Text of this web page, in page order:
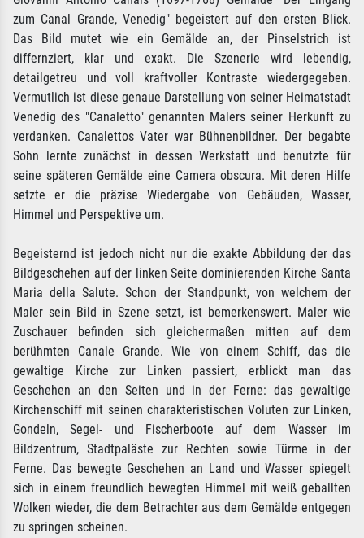
zum Canal Grande, Venedig" begeistert auf den ersten Blick.
Das Bild mutet wie ein Gemälde an, der Pinselstrich ist
differnziert, klar und exakt. Die Szenerie wird lebendig,
detailgetreu und voll kraftvoller Kontraste wiedergegeben.
Vermutlich ist diese genaue Darstellung von seiner Heimatstadt
Venedig des "Canaletto" genannten Malers seiner Herkunft zu
verdanken. Canalettos Vater war Bühnenbildner. Der begabte
Sohn lernte zunächst in dessen Werkstatt und benutzte für
seine späteren Gemälde eine Camera obscura. Mit deren Hilfe
setzte er die präzise Wiedergabe von Gebäuden, Wasser,
Himmel und Perspektive um.
Begeisternd ist jedoch nicht nur die exakte Abbildung der das
Bildgeschehen auf der linken Seite dominierenden Kirche Santa
Maria della Salute. Schon der Standpunkt, von welchem der
Maler sein Bild in Szene setzt, ist bemerkenswert. Maler wie
Zuschauer befinden sich gleichermaßen mitten auf dem
berühmten Canale Grande. Wie von einem Schiff, das die
gewaltige Kirche zur Linken passiert, erblickt man das
Geschehen an den Seiten und in der Ferne: das gewaltige
Kirchenschiff mit seinen charakteristischen Voluten zur Linken,
Gondeln, Segel- und Fischerboote auf dem Wasser im
Bildzentrum, Stadtpaläste zur Rechten sowie Türme in der
Ferne. Das bewegte Geschehen an Land und Wasser spiegelt
sich in einem freundlich bewegten Himmel mit weiß geballten
Wolken wieder, die dem Betrachter aus dem Gemälde entgegen
zu springen scheinen.